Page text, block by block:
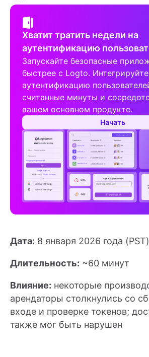
Хватит тратить недели на
аутентификацию
Запускайте безопасные
быстрее с Logto. Интегрируйте
аутентификацию
считанные минуты и
вашем основном продукте.
Начать
Дата: 8 января 2026 года (PST)
Длительность: ~60 минут
Влияние: некоторые
арендаторы столкнулись со
входе и проверке токенов;
также мог быть нарушен